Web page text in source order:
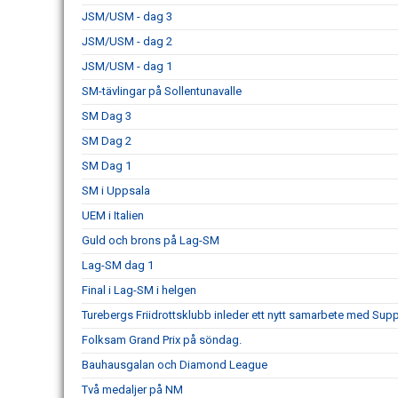
JSM/USM - dag 3
JSM/USM - dag 2
JSM/USM - dag 1
SM-tävlingar på Sollentunavalle
SM Dag 3
SM Dag 2
SM Dag 1
SM i Uppsala
UEM i Italien
Guld och brons på Lag-SM
Lag-SM dag 1
Final i Lag-SM i helgen
Turebergs Friidrottsklubb inleder ett nytt samarbete med
Folksam Grand Prix på söndag.
Bauhausgalan och Diamond League
Två medaljer på NM